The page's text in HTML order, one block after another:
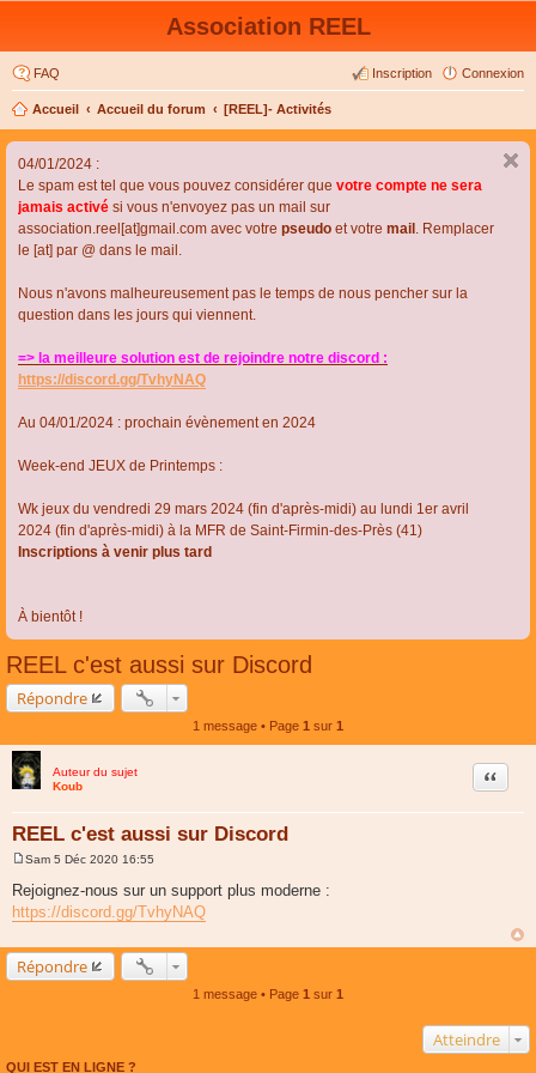
Association REEL
FAQ Connexion
Inscription
Accueil Accueil du forum [REEL]- Activités
04/01/2024 :
Le spam est tel que vous pouvez considérer que votre compte ne sera
jamais activé si vous n'envoyez pas un mail sur
association.reel[at]gmail.com avec votre pseudo et votre mail . Remplacer
le [at] par @ dans le mail.
Nous n'avons malheureusement pas le temps de nous pencher sur la
question dans les jours qui viennent.
=> la meilleure solution est de rejoindre notre discord :
https://discord.gg/TvhyNAQ
Au 04/01/2024 : prochain évènement en 2024
Week-end JEUX de Printemps :
Wk jeux du vendredi 29 mars 2024 (fin d'après-midi) au lundi 1er avril
2024 (fin d'après-midi) à la MFR de Saint-Firmin-des-Près (41)
Inscriptions à venir plus tard
À bientôt !
REEL c'est aussi sur Discord
Répondre
1 message • Page 1 sur 1
Auteur du sujet
Koub
REEL c'est aussi sur Discord
Citer
e
s
s
e
Sam 5 Déc 2020 16:55
Rejoignez-nous sur un support plus moderne :
https://discord.gg/TvhyNAQ
Répondre
1 message • Page 1 sur 1
Atteindre
QUI EST EN LIGNE ?